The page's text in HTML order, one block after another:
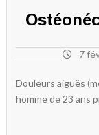
7
Douleurs aiguës
homme de 23 ans